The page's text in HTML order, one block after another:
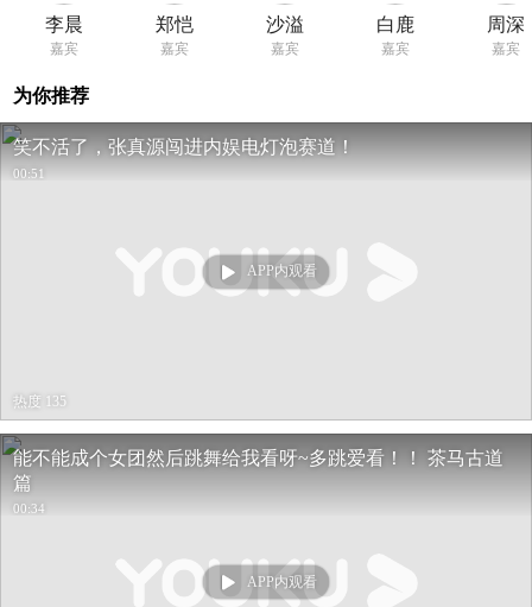
李晨
嘉宾
郑恺
嘉宾
沙溢
嘉宾
白鹿
嘉宾
周深
嘉宾
为你推荐
笑不活了，张真源闯进内娱电灯泡赛道！
00:51
APP内观看
热度 135
能不能成个女团然后跳舞给我看呀~多跳爱看！！ 茶马古道
篇
00:34
APP内观看